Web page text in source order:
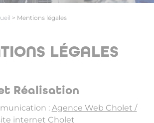
> Mentions légales
LÉGALES
Réalisation
: Agence Web Cholet /
internet Cholet